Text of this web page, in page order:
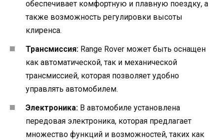
обеспечивает комфортную и плавную поездку, а
также возможность регулировки высоты
клиренса.
Трансмиссия: Range Rover может быть оснащен
как автоматической, так и механической
трансмиссией, которая позволяет удобно
управлять автомобилем.
Электроника: В автомобиле установлена
передовая электроника, которая предлагает
множество функций и возможностей, таких как